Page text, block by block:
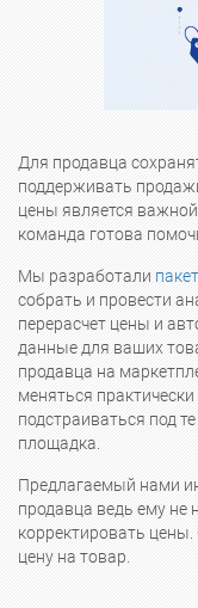
Для продавца
поддерживать
цены является
команда готова
Мы разработали
собрать и провести
перерасчет цены и
данные для ваших
продавца на
меняться
подстраиваться под
площадка.
Предлагаемый нами
продавца ведь ему не
корректировать
цену на товар.